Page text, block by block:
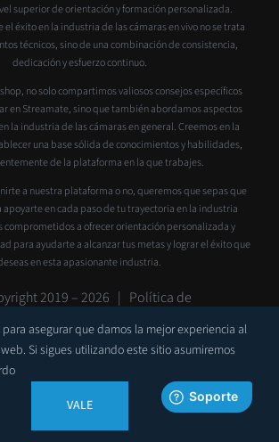
superior de orientación y formación personalizada.
éxito en la industria de las cámaras en vivo no se trata
técnicos, sino de una combinación de consistencia,
dedicación y esfuerzo continuo.
no solo compartimos valiosos consejos específicos
en Streamate, sino que también abordamos aspectos
la industria de las cámaras en general. Creemos en la
una base sólida de conocimientos y habilidades,
de la plataforma en la que trabajes.
a nuestra plataforma o no, queremos que sepas que
en cada paso de tu trayectoria en la industria
comprometidos a ofrecer orientación personalizada y
para ayudarte a alcanzar tus metas y lograr el éxito que
en esta apasionante industria.
2019 –2026 | Política de
Contacto Soporte
asegurar que damos la mejor experiencia al
Si sigues utilizando este sitio asumiremos
VALE